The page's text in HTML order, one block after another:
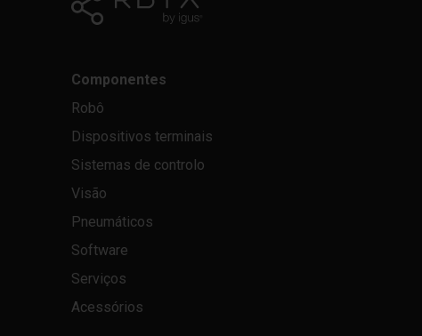
Componentes
Robô
Dispositivos terminais
Sistemas de controlo
Visão
Pneumáticos
Software
Serviços
Acessórios